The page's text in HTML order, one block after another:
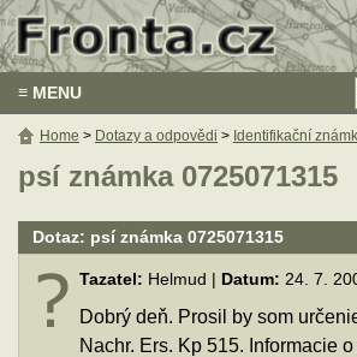
≡ MENU
psí známka 0725071315
Dotaz: psí známka 0725071315
Tazatel: Helmud | Datum: 24. 7.
Dobrý deň. Prosil by som
Nachr. Ers. Kp 515. Informacie
Home > Dotazy a odpovědi > Identifikační